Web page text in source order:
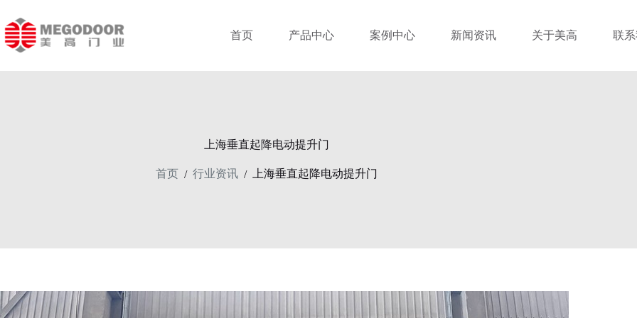
至
内
容
首页 产品中心 案例中心 新闻资讯 关于美高 联
上海垂直起降电动提升门
首页 / 行业资讯 / 上海垂直起降电动提升门